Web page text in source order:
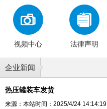
视频中心 法律声明
企业新闻
热压罐装车发货
来源：本站时间：2025/4/24 14:14:19